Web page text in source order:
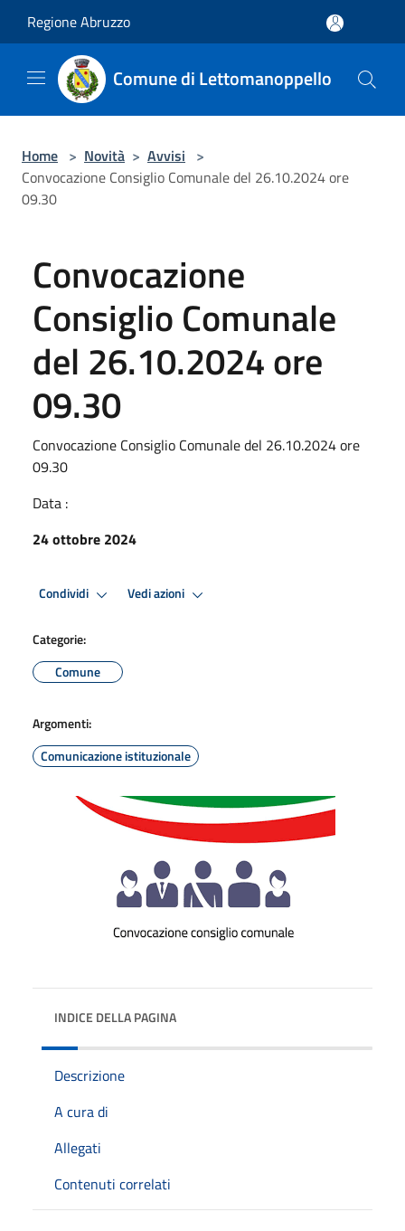
Regione Abruzzo
Comune di Lettomanoppello
Home > Novità > Avvisi >
Convocazione Consiglio Comunale del 26.10.2024 ore
09.30
Convocazione
Consiglio Comunale
del 26.10.2024 ore
09.30
Convocazione Consiglio Comunale del 26.10.2024 ore
09.30
Data :
24 ottobre 2024
Condividi Vedi azioni
Categorie:
Comune
Argomenti:
Comunicazione istituzionale
INDICE DELLA PAGINA
Descrizione
A cura di
Allegati
Contenuti correlati